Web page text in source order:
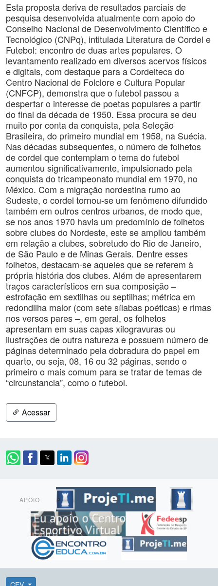
Esta proposta deriva de resultados parciais de
pesquisa desenvolvida atualmente com apoio do
Conselho Nacional de Desenvolvimento Científico e
Tecnológico (CNPq), intitulada Literatura de Cordel e
Futebol: encontro de duas artes populares. O
levantamento realizado em diversos acervos físicos
e digitais, com destaque para a Cordelteca do
Centro Nacional de Folclore e Cultura Popular
(CNFCP), demonstra que o futebol passou a
despertar o interesse de poetas populares a partir
do final da década de 1950. Essa procura se deu
muito por conta da conquista, pela Seleção
Brasileira, do primeiro mundial em 1958, na Suécia.
Nas décadas subsequentes, o número de folhetos
de cordel que contemplam o tema do futebol
aumentou significativamente, impulsionado pela
conquista do tricampeonato mundial em 1970, no
México. Com a migração nordestina rumo ao
Sudeste, o cordel tornou-se um fenômeno difundido
também em outros centros urbanos, de modo que,
se nos anos 1970 havia um predomínio de folhetos
sobre clubes do Nordeste, este se ampliou também
em relação a clubes, sobretudo do Rio de Janeiro,
de São Paulo e de Minas Gerais. Dentre esses
folhetos, destacam-se aqueles que se referem à
própria história dos clubes. Além de apresentarem
traços característicos em sua composição –
estrofação em sextilhas ou septilhas; métrica em
redondilha maior (com sete sílabas poéticas) e rimas
nos versos pares –, em geral, os folhetos
apresentam em suas capas xilogravuras ou
ilustrações de outra natureza e possuem número de
páginas determinado pela dobradura do papel em
quarto, ou seja, 08, 16 ou 32 páginas, sendo o
primeiro o mais comum para se tratar de temas de
“circunstancia”, como o futebol.
Acessar
APOIO